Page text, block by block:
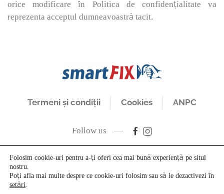
orice modificare în Politica de confidențialitate va
reprezenta acceptul dumneavoastră tacit.
Termeni și condiții Cookies ANPC
Follow us
Folosim cookie-uri pentru a-ți oferi cea mai bună experiență pe situl
nostru.
Poți afla mai multe despre ce cookie-uri folosim sau să le dezactivezi în
setări.